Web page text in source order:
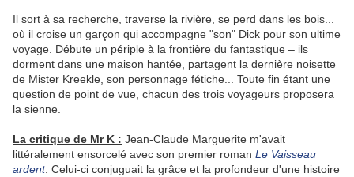
Il sort à sa recherche, traverse la rivière, se perd dans les bois...
où il croise un garçon qui accompagne "son" Dick pour son ultime
voyage. Débute un périple à la frontière du fantastique – ils
dorment dans une maison hantée, partagent la dernière noisette
de Mister Kreekle, son personnage fétiche... Toute fin étant une
question de point de vue, chacun des trois voyageurs proposera
la sienne.
La critique de Mr K : Jean-Claude Marguerite m'avait
littéralement ensorcelé avec son premier roman Le Vaisseau
ardent. Celui-ci conjuguait la grâce et la profondeur d'une histoire